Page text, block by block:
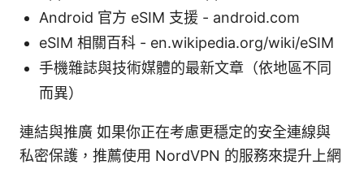
Android 官方 eSIM 支援 - android.com
eSIM 相關百科 - en.wikipedia.org/wiki/eSIM
手機雜誌與技術媒體的最新文章（依地區不同
而異）
連結與推廣 如果你正在考慮更穩定的安全連線與
私密保護，推薦使用 NordVPN 的服務來提升上網